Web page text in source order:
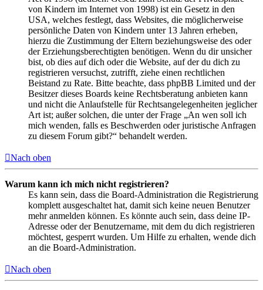
von Kindern im Internet von 1998) ist ein Gesetz in den
USA, welches festlegt, dass Websites, die möglicherweise
persönliche Daten von Kindern unter 13 Jahren erheben,
hierzu die Zustimmung der Eltern beziehungsweise des oder
der Erziehungsberechtigten benötigen. Wenn du dir unsicher
bist, ob dies auf dich oder die Website, auf der du dich zu
registrieren versuchst, zutrifft, ziehe einen rechtlichen
Beistand zu Rate. Bitte beachte, dass phpBB Limited und der
Besitzer dieses Boards keine Rechtsberatung anbieten kann
und nicht die Anlaufstelle für Rechtsangelegenheiten jeglicher
Art ist; außer solchen, die unter der Frage „An wen soll ich
mich wenden, falls es Beschwerden oder juristische Anfragen
zu diesem Forum gibt?“ behandelt werden.
Nach oben
Warum kann ich mich nicht registrieren?
Es kann sein, dass die Board-Administration die Registrierung
komplett ausgeschaltet hat, damit sich keine neuen Benutzer
mehr anmelden können. Es könnte auch sein, dass deine IP-
Adresse oder der Benutzername, mit dem du dich registrieren
möchtest, gesperrt wurden. Um Hilfe zu erhalten, wende dich
an die Board-Administration.
Nach oben